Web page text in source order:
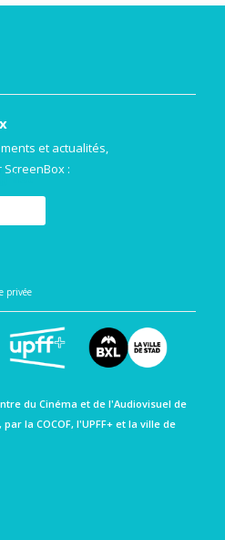
et actualités,
:
list
privée
du Cinéma et de l'Audiovisuel de
la COCOF, l'UPFF+ et la ville de